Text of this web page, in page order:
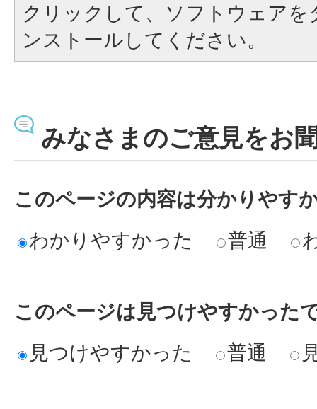
クリックして、ソフトウェア
ンストールしてください。
みなさまのご意見をお
このページの内容は分かりやす
わかりやすかった
普通
このページは見つけやすかった
見つけやすかった
普通